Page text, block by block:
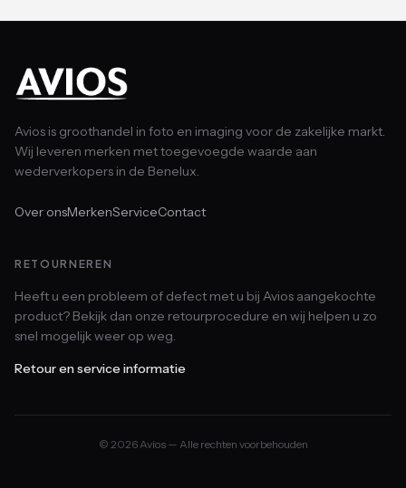
Avios is groothandel in foto en imaging voor de zakelijke markt.
Wij leveren merken met toegevoegde waarde aan
wederverkopers in de Benelux.
Over onsMerkenServiceContact
RETOURNEREN
Heeft u een probleem of defect met u bij Avios aangekochte
product? Bekijk dan onze retourprocedure en wij helpen u zo
snel mogelijk weer op weg.
Retour en service informatie
© 2026 Avios — Alle rechten voorbehouden